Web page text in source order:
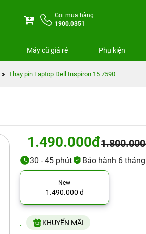
Gọi mua hàng
1900.0351
Máy cũ giá rẻ Phụ kiện
Thay pin Laptop Dell Inspiron 15 7590
1.490.000đ
30 - 45 phút Bảo hành 6 tháng
New
1.490.000 đ
KHUYẾN MÃI